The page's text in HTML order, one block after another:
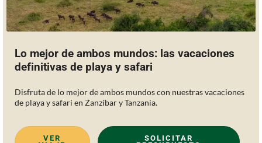
Lo mejor de ambos mundos: las vacaciones
definitivas de playa y safari
Disfruta de lo mejor de ambos mundos con nuestras vacaciones
de playa y safari en Zanzíbar y Tanzania.
VER
SOLICITAR